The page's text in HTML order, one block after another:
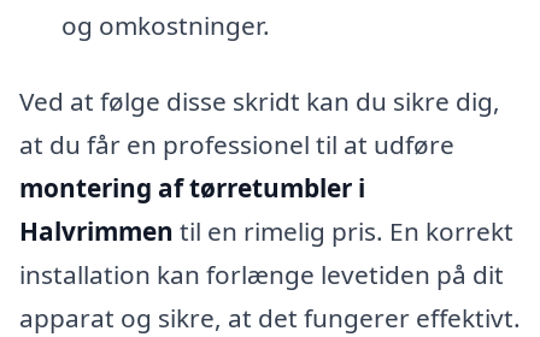
og omkostninger.
Ved at følge disse skridt kan du sikre dig,
at du får en professionel til at udføre
montering af tørretumbler i
Halvrimmen til en rimelig pris. En korrekt
installation kan forlænge levetiden på dit
apparat og sikre, at det fungerer effektivt.